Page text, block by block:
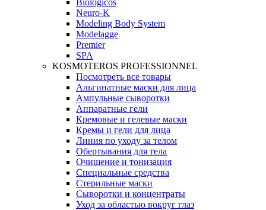
Biologicos
Neuro‑K
Modeling Body System
Modelagge
Premier
SPA
KOSMOTEROS PROFESSIONNEL
Посмотреть все товары
Альгинатные маски для лица
Ампульные сыворотки
Аппаратные гели
Кремовые и гелевые маски
Кремы и гели для лица
Линия по уходу за телом
Обертывания для тела
Очищение и тонизация
Специальные средства
Стерильные маски
Сыворотки и концентраты
Уход за областью вокруг глаз